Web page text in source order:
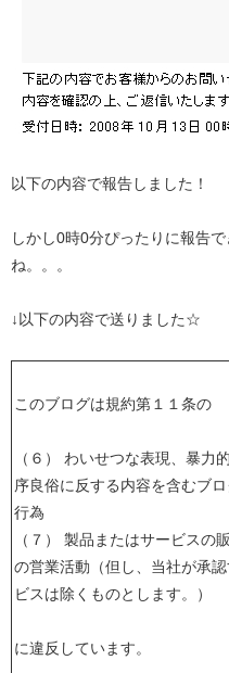
以下の内容で報告しました！
しかし0時0分ぴったりに報告
ね。。。
↓以下の内容で送りました☆
このブログは規約第１１条の
（６） わいせつな表現、暴力
序良俗に反する内容を含むブ
行為
（７） 製品またはサービスの
の営業活動（但し、当社が承
ビスは除くものとします。）
に違反しています。